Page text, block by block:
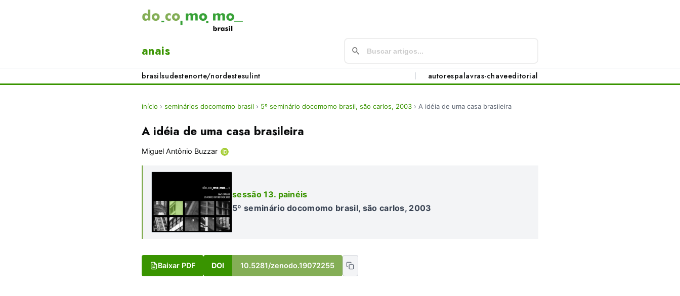
anais
brasilsudestenorte/nordestesulint autorespalavras-chaveeditorial
início › seminários docomomo brasil › 5º seminário docomomo brasil, são carlos, 2003 › A idéia de uma casa brasileira
A idéia de uma casa brasileira
Miguel Antônio Buzzar
sessão 13. painéis
5º seminário docomomo brasil, são carlos, 2003
Baixar PDF DOI 10.5281/zenodo.19072255